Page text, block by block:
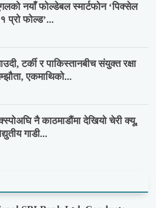
नयाँ फोल्डेबल स्मार्टफोन ‘पिक्सेल
प्रो फोल्ड’...
टर्की र पाकिस्तानबीच संयुक्त रक्षा
एकमाथिको...
नै काठमाडौंमा देखियो चेरी क्यू,
गाडी...